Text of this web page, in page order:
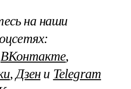
на наши
ВКонтакте,
, Дзени Telegram